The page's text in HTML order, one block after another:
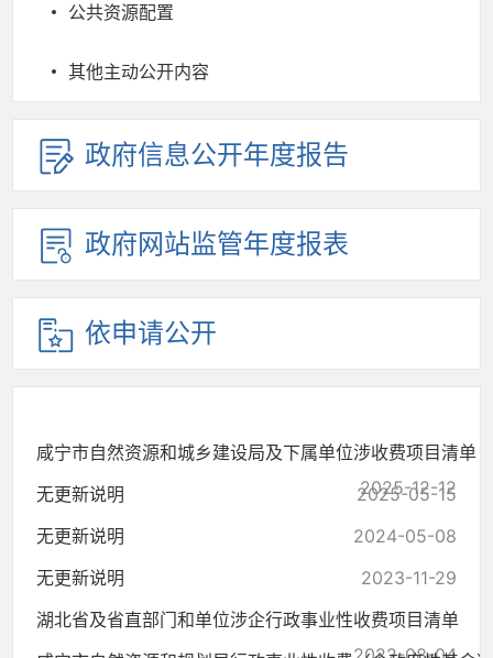
公共资源配置
其他主动公开内容
政府信息公开年度报告
政府网站监管年度报表
依申请公开
咸宁市自然资源和城乡建设局及下属单位涉收费项目清单
2025-12-12
无更新说明
2025-05-15
无更新说明
2024-05-08
无更新说明
2023-11-29
湖北省及省直部门和单位涉企行政事业性收费项目清单